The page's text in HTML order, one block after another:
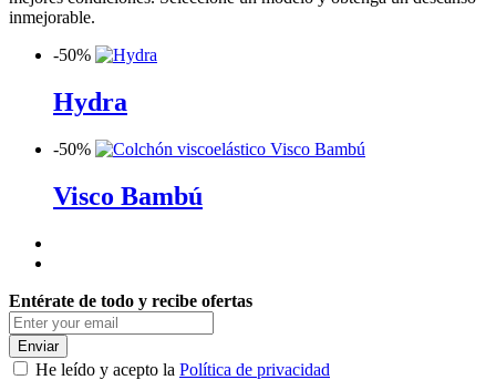
inmejorable.
-50%
Hydra
-50%
Visco Bambú
Entérate de todo y recibe ofertas
Enviar
He leído y acepto la Política de privacidad